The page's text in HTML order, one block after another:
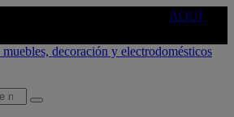
AQUÍ